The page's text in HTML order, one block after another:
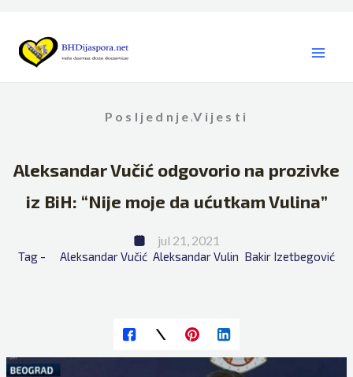
content
Posljednje ,Vijesti
Aleksandar Vučić odgovorio na prozivke
iz BiH: “Nije moje da ućutkam Vulina”
jul 21, 2021
Tag - Aleksandar Vučić Aleksandar Vulin Bakir Izetbegović